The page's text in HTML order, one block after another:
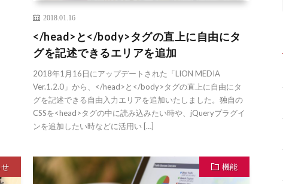
2018.01.16
</head>と</body>タグの直上に自由にタ
グを記述できるエリアを追加
2018年1月16日にアップデートされた「LION MEDIA
Ver.1.2.0」から、</head>と</body>タグの直上に自由にタ
グを記述できる自由入力エリアを追加いたしました。独自の
CSSを<head>タグの中に読み込みたい時や、jQueryプラグイ
ンを追加したい時などに活用い […]
機能